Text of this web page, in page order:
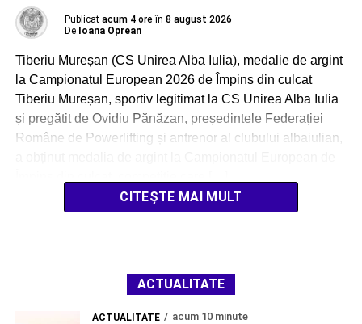
Publicat acum 4 ore în 8 august 2026
De Ioana Oprean
Tiberiu Mureșan (CS Unirea Alba Iulia), medalie de argint
la Campionatul European 2026 de Împins din culcat
Tiberiu Mureșan, sportiv legitimat la CS Unirea Alba Iulia
și pregătit de Ovidiu Pănăzan, președintele Federației
Române de Powerlifting și antrenor al clubului albaiulian,
CITEȘTE MAI MULT
ACTUALITATE
ACTUALITATE acum 10 minute